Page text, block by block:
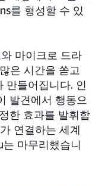
를 형성할 수 있
마이크로 드라
은 시간을 쏟고
만들어집니다. 인
발견에서 행동으
한 효과를 발휘합
연결하는 세계
마무리했습니